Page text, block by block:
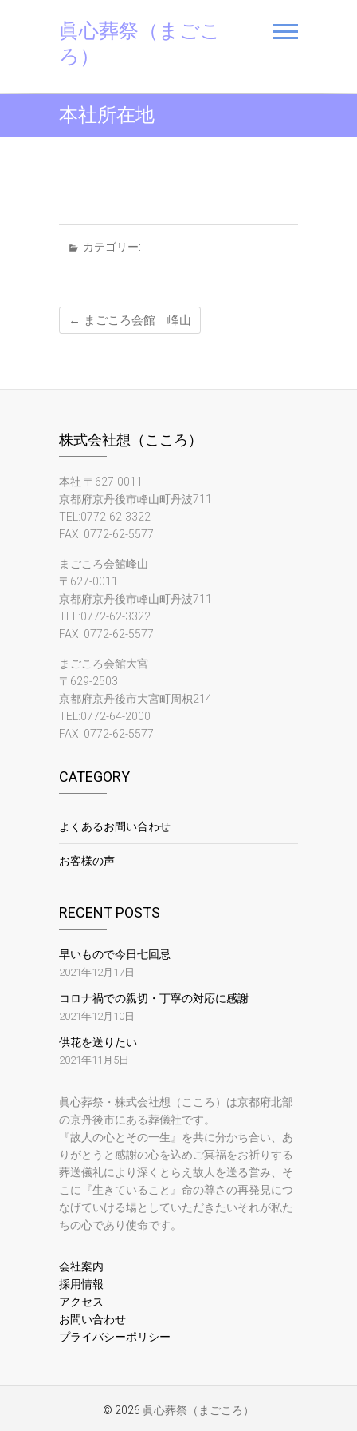
眞心葬祭（まごこ
ろ）
本社所在地
カテゴリー:
← まごころ会館 峰山
株式会社想（こころ）
本社 〒627-0011
京都府京丹後市峰山町丹波711
TEL:0772-62-3322
FAX: 0772-62-5577
まごころ会館峰山
〒627-0011
京都府京丹後市峰山町丹波711
TEL:0772-62-3322
FAX: 0772-62-5577
まごころ会館大宮
〒629-2503
京都府京丹後市大宮町周枳214
TEL:0772-64-2000
FAX: 0772-62-5577
CATEGORY
よくあるお問い合わせ
お客様の声
RECENT POSTS
早いもので今日七回忌
2021年12月17日
コロナ禍での親切・丁寧の対応に感謝
2021年12月10日
供花を送りたい
2021年11月5日
眞心葬祭・株式会社想（こころ）は京都府北部
の京丹後市にある葬儀社です。
『故人の心とその一生』を共に分かち合い、あ
りがとうと感謝の心を込めご冥福をお祈りする
葬送儀礼により深くとらえ故人を送る営み、そ
こに『生きていること』命の尊さの再発見につ
なげていける場としていただきたいそれが私た
ちの心であり使命です。
会社案内
採用情報
アクセス
お問い合わせ
プライバシーポリシー
© 2026 眞心葬祭（まごころ）